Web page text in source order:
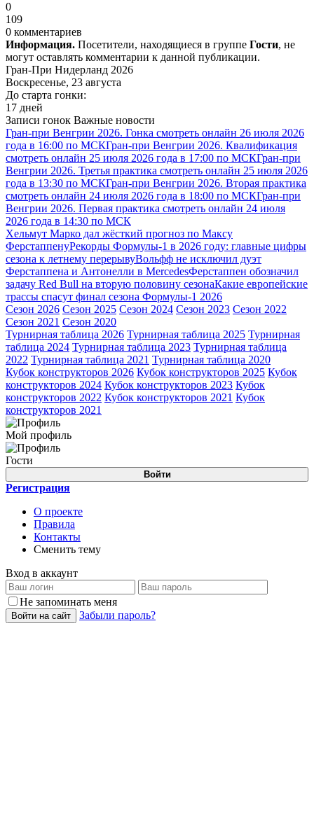
0
109
0 комментариев
Информация. Посетители, находящиеся в группе Гости, не
могут оставлять комментарии к данной публикации.
Гран-При Нидерланд 2026
Воскресенье, 23 августа
До старта гонки:
17 дней
Записи гонок Важные новости
Гран-при Венгрии 2026. Гонка смотреть онлайн 26 июля 2026
года в 16:00 по МСКГран-при Венгрии 2026. Квалификация
смотреть онлайн 25 июля 2026 года в 17:00 по МСКГран-при
Венгрии 2026. Третья практика смотреть онлайн 25 июля 2026
года в 13:30 по МСКГран-при Венгрии 2026. Вторая практика
смотреть онлайн 24 июля 2026 года в 18:00 по МСКГран-при
Венгрии 2026. Первая практика смотреть онлайн 24 июля
2026 года в 14:30 по МСК
Хельмут Марко дал жёсткий прогноз по Максу
ФерстаппенуРекорды Формулы-1 в 2026 году: главные цифры
сезона к летнему перерывуВольфф не исключил дуэт
Ферстаппена и Антонелли в MercedesФерстаппен обозначил
задачу Red Bull на вторую половину сезонаКакие европейские
трассы спасут финал сезона Формулы-1 2026
Сезон 2026 Сезон 2025 Сезон 2024 Сезон 2023 Сезон 2022
Сезон 2021 Сезон 2020
Турнирная таблица 2026 Турнирная таблица 2025 Турнирная
таблица 2024 Турнирная таблица 2023 Турнирная таблица
2022 Турнирная таблица 2021 Турнирная таблица 2020
Кубок конструкторов 2026 Кубок конструкторов 2025 Кубок
конструкторов 2024 Кубок конструкторов 2023 Кубок
конструкторов 2022 Кубок конструкторов 2021 Кубок
конструкторов 2021
Мой профиль
Гости
Войти
Регистрация
О проекте
Правила
Контакты
Сменить тему
Вход в аккаунт
Не запоминать меня
Войти на сайт Забыли пароль?